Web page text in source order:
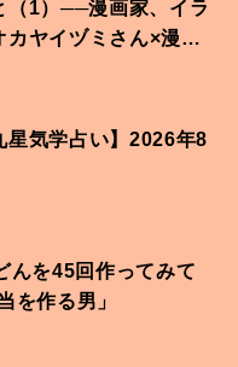
（1）──漫画家、イラ
カヤイヅミさん×漫画
星気学占い】2026年8
を45回作ってみて
を作る男」